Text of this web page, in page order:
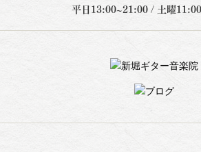
平日13:00~21:00 / 土曜